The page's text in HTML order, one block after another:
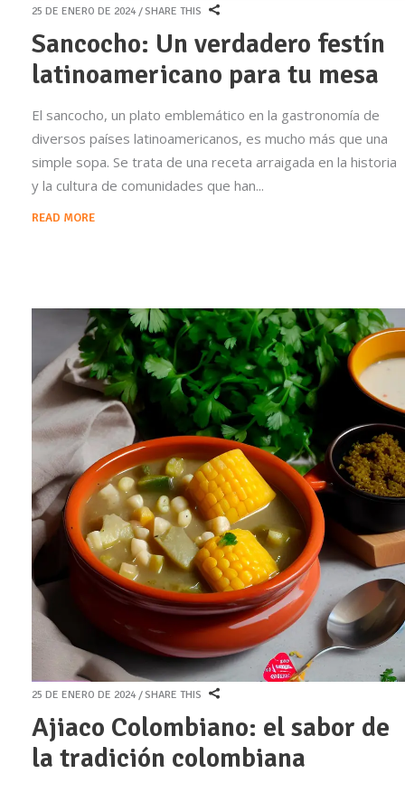
25 DE ENERO DE 2024 SHARE THIS
Sancocho: Un verdadero festín
latinoamericano para tu mesa
El sancocho, un plato emblemático en la gastronomía de
diversos países latinoamericanos, es mucho más que una
simple sopa. Se trata de una receta arraigada en la historia
y la cultura de comunidades que han
READ MORE
25 DE ENERO DE 2024 SHARE THIS
Ajiaco Colombiano: el sabor de
la tradición colombiana